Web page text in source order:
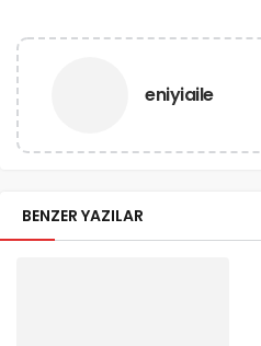
eniyiaile
BENZER YAZILAR